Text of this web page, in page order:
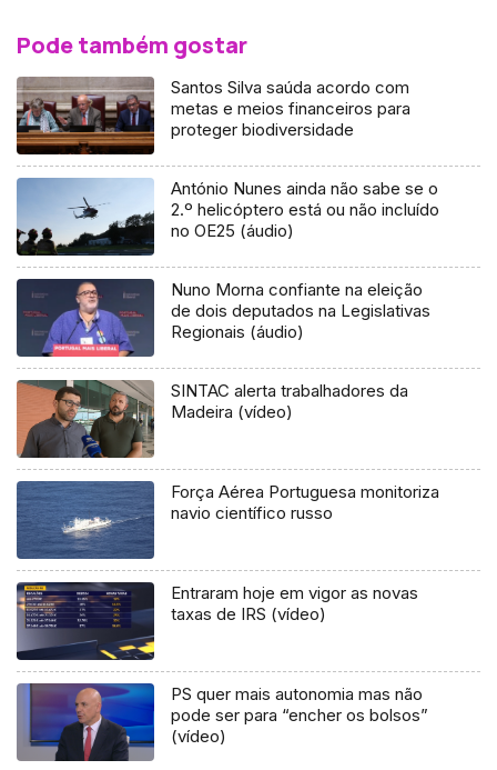
Pode também gostar
Santos Silva saúda acordo com
metas e meios financeiros para
proteger biodiversidade
António Nunes ainda não sabe se o
2.º helicóptero está ou não incluído
no OE25 (áudio)
Nuno Morna confiante na eleição
de dois deputados na Legislativas
Regionais (áudio)
SINTAC alerta trabalhadores da
Madeira (vídeo)
Força Aérea Portuguesa monitoriza
navio científico russo
Entraram hoje em vigor as novas
taxas de IRS (vídeo)
PS quer mais autonomia mas não
pode ser para “encher os bolsos”
(vídeo)